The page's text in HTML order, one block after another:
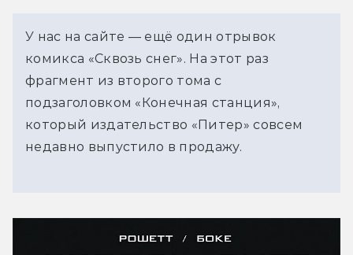
У нас на сайте — ещё один отрывок
комикса «Сквозь снег». На этот раз
фрагмент из второго тома с
подзаголовком «Конечная станция»,
который издательство «Питер» совсем
недавно выпустило в продажу.